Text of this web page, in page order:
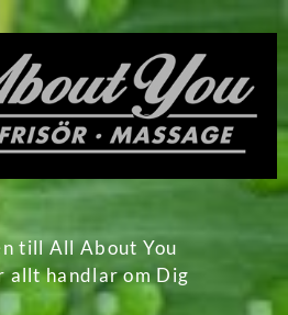
till All About You
allt handlar om Dig